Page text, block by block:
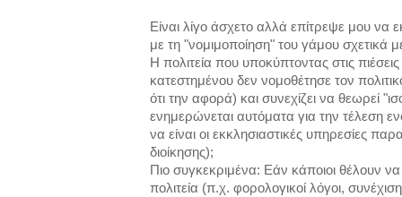
Είναι λίγο άσχετο αλλά επίτρεψε μου να
με τη "νομιμοποίηση" του γάμου σχετικά
Η πολιτεία που υποκύπτοντας στις
κατεστημένου δεν νομοθέτησε τον
ότι την αφορά) και συνεχίζει να θεωρεί
ενημερώνεται αυτόματα για την τέλεση
να είναι οι εκκλησιαστικές υπηρεσίες
διοίκησης);
Πιο συγκεκριμένα: Εάν κάποιοι θέλουν
πολιτεία (π.χ. φορολογικοί λόγοι,